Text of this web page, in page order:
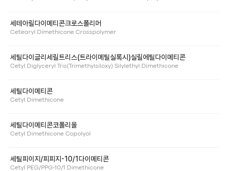
세테아릴다이메티콘크로스폴리머
Cetearyl Dimethicone Crosspolymer
세틸다이글리세릴트리스(트라이메틸실록시)실릴에틸다이메티콘
Cetyl Diglyceryl Tris(Trimethylsiloxy) Silylethyl Dimethicone
세틸다이메티콘
Cetyl Dimethicone
세틸다이메티콘코폴리올
Cetyl Dimethicone Copolyol
세틸피이지/피피지-10/1다이메티콘
Cetyl PEG/PPG-10/1 Dimethicone